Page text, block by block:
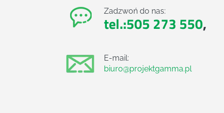
Zadzwoń do nas:
tel.:505 273 550,
E-mail:
biuro@projektgamma.pl